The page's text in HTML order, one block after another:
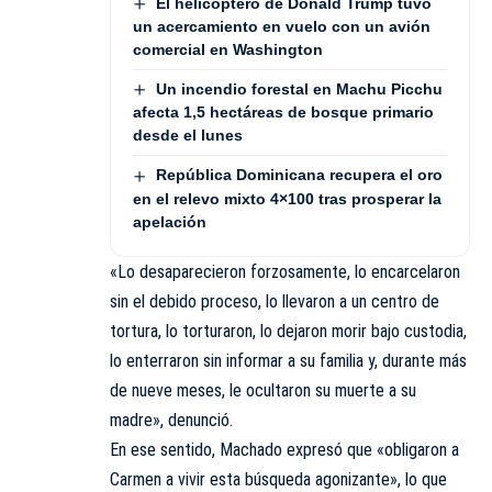
un acercamiento en vuelo con un avión
comercial en Washington
Un incendio forestal en Machu Picchu
afecta 1,5 hectáreas de bosque primario
desde el lunes
República Dominicana recupera el oro
en el relevo mixto 4×100 tras prosperar la
apelación
«Lo desaparecieron forzosamente, lo encarcelaron
sin el debido proceso, lo llevaron a un centro de
tortura, lo torturaron, lo dejaron morir bajo custodia,
lo enterraron sin informar a su familia y, durante más
de nueve meses, le ocultaron su muerte a su
madre», denunció.
En ese sentido, Machado expresó que «obligaron a
Carmen a vivir esta búsqueda agonizante», lo que